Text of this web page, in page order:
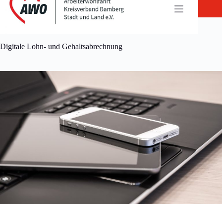
Zum
Inhalt
springen
Digitale Lohn- und Gehaltsabrechnung